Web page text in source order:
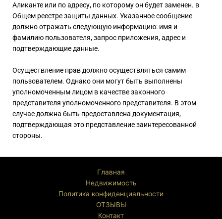
Аликанте или по адресу, по которому он будет заменен. в
Общем реестре защиты данных. Указанное сообщение
должно отражать следующую информацию: имя и
фамилию пользователя, запрос приложения, адрес и
подтверждающие данные.
Осуществление прав должно осуществляться самим
пользователем. Однако они могут быть выполнены
уполномоченным лицом в качестве законного
представителя уполномоченного представителя. В этом
случае должна быть предоставлена документация,
подтверждающая это представление заинтересованной
стороны.
Главная
Недвижимость
Политика конфиденциальности
ОТЗЫВЫ
Контакт